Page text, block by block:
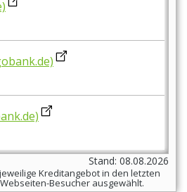
Stand: 08.08.2026
Kreditangebot in den letzten
Besucher ausgewählt.